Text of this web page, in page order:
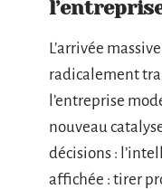
L’arrivée
radicalement
l’entreprise
nouveau
décisions :
affichée : tirer